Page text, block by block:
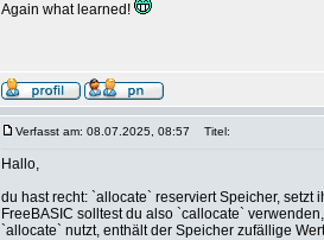
Again what learned!
Verfasst am: 08.07.2025, 08:57 Titel:
Hallo,
du hast recht: `allocate` reserviert Speicher,
FreeBASIC solltest du also `callocate`
`allocate` nutzt, enthält der Speicher zufällige